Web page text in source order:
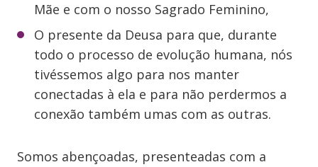
Mãe e com o nosso Sagrado Feminino,
O presente da Deusa para que, durante
todo o processo de evolução humana, nós
tivéssemos algo para nos manter
conectadas à ela e para não perdermos a
conexão também umas com as outras.
Somos abençoadas, presenteadas com a